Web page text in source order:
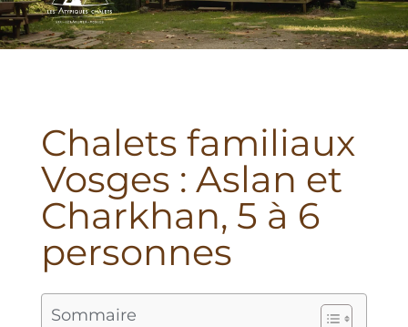
Chalets familiaux
Vosges : Aslan et
Charkhan, 5 à 6
personnes
Sommaire